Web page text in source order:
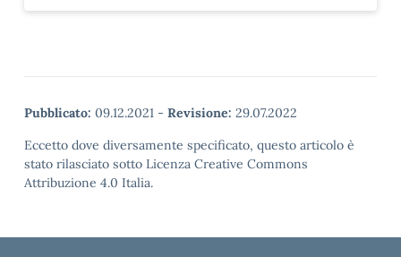
Pubblicato: 09.12.2021 - Revisione: 29.07.2022
Eccetto dove diversamente specificato, questo articolo è
stato rilasciato sotto Licenza Creative Commons
Attribuzione 4.0 Italia.